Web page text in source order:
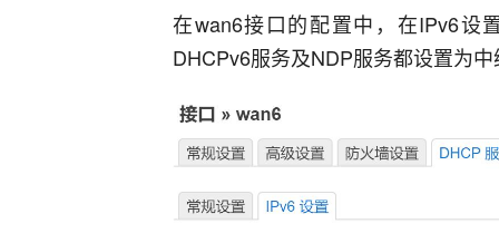
在wan6接口的配置中，在IPv6设
DHCPv6服务及NDP服务都设置为